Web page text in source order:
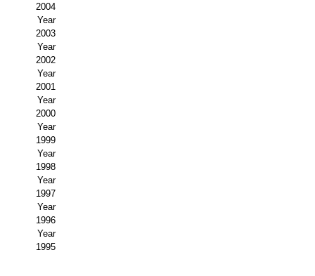
2004
Year
2003
Year
2002
Year
2001
Year
2000
Year
1999
Year
1998
Year
1997
Year
1996
Year
1995